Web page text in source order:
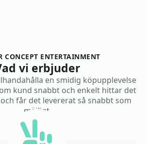
CONCEPT ENTERTAINMENT
vi erbjuder
en smidig köpupplevelse
kund snabbt och enkelt hittar det
får det levererat så snabbt som
möjligt.